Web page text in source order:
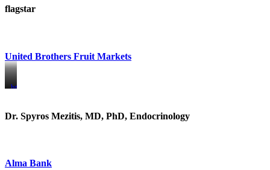
flagstar
United Brothers Fruit Markets
https://www.unitedbrothersfruitmarkets.com/
https://www.unitedbrothersfruitmarkets.com/
Dr. Spyros Mezitis, MD, PhD, Endocrinology
Alma Bank